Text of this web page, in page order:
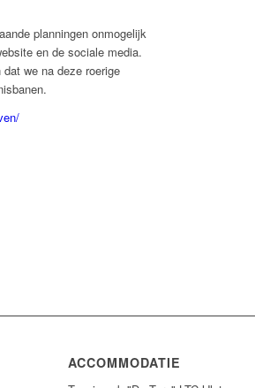
planningen onmogelijk
en de sociale media.
we na deze roerige
ACCOMMODATIE